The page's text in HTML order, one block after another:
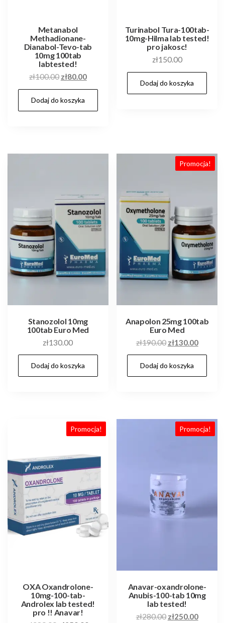
Metanabol
Methadionane-
Dianabol-Tevo-tab
10mg 100tab
labtested!
zł100.00 Pierwotna
cena
wynosiła:
zł100.00.
zł80.00Aktualna
cena
zł80.00.
Dodaj do koszyka
Turinabol Tura-100tab-
10mg-Hilma lab tested!
pro jakosc!
zł150.00
Dodaj do koszyka
Stanozolol 10mg
100tab Euro Med
zł130.00
Dodaj do koszyka
Promocja!
Anapolon 25mg 100tab
Euro Med
zł190.00 Pierwotna
cena
wynosiła:
zł190.00.
zł130.00
cena
Dodaj do koszyka
Promocja!
OXA Oxandrolone-
10mg-100-tab-
Androlex lab tested!
pro !! Anavar!
Promocja!
Anavar-oxandrolone-
Anubis-100-tab 10mg
lab tested!
zł280.00 Pierwotna
zł250.00